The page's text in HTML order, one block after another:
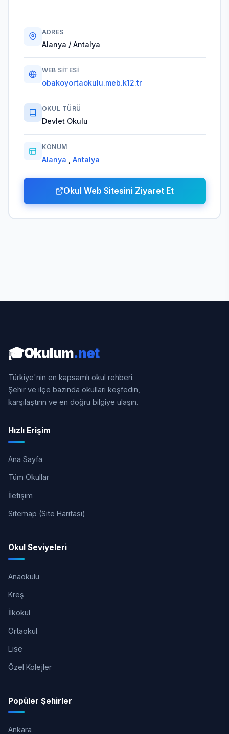
ADRES
Alanya / Antalya
WEB SITESI
obakoyortaokulu.meb.k12.tr
OKUL TÜRÜ
Devlet Okulu
KONUM
Alanya Antalya
Okul Web Sitesini Ziyaret Et
🎓Okulum.net
Türkiye'nin en kapsamlı okul rehberi.
Şehir ve ilçe bazında okulları keşfedin,
karşılaştırın ve en doğru bilgiye ulaşın.
Hızlı Erişim
Ana Sayfa
Tüm Okullar
İletişim
Sitemap (Site Haritası)
Okul Seviyeleri
Anaokulu
Kreş
İlkokul
Ortaokul
Lise
Özel Kolejler
Popüler Şehirler
Ankara